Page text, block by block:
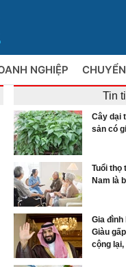
NGHIỆP
Tin
Cây dại
sản có
Tuổi thọ
Nam là
Gia
Giàu
cộng lại,